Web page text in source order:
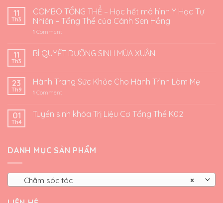
11
Th3
COMBO TỔNG THỂ – Học hết mô hình Y Học Tự
Nhiên – Tổng Thể của Cánh Sen Hồng
1 Comment
11
Th3
BÍ QUYẾT DƯỠNG SINH MÙA XUÂN
23
Th9
Hành Trang Sức Khỏe Cho Hành Trình Làm Mẹ
1 Comment
01
Th4
Tuyển sinh khóa Trị Liệu Cơ Tổng Thể K02
DANH MỤC SẢN PHẨM
×
Chăm sóc tóc